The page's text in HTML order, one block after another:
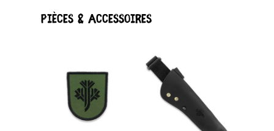
Pièces & accessoires